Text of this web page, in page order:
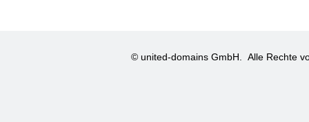
© united-domains GmbH. Alle Rechte